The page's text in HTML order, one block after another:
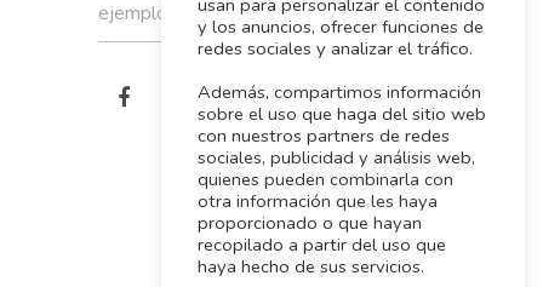
usan para personalizar el contenido
y los anuncios, ofrecer funciones de
redes sociales y analizar el tráfico.
Además, compartimos información
sobre el uso que haga del sitio web
con nuestros partners de redes
sociales, publicidad y análisis web,
quienes pueden combinarla con
otra información que les haya
proporcionado o que hayan
recopilado a partir del uso que
haya hecho de sus servicios.